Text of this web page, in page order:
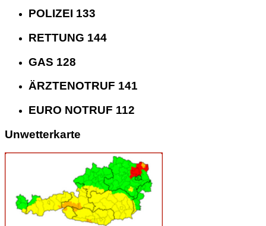
POLIZEI 133
RETTUNG 144
GAS 128
ÄRZTENOTRUF 141
EURO NOTRUF 112
Unwetterkarte